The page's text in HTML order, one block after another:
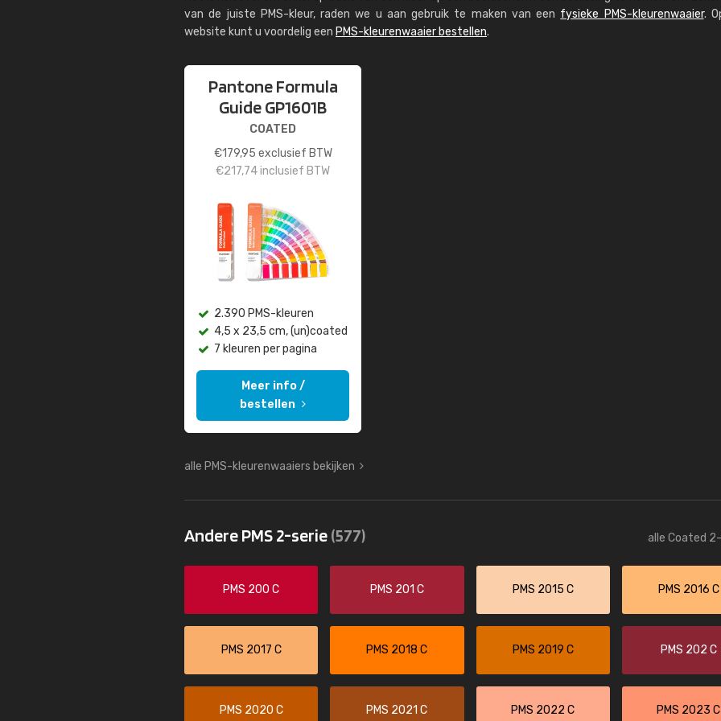
van de juiste PMS-kleur, raden we u aan gebruik te maken van een fysieke PMS-kleurenwaaier.
website kunt u voordelig een PMS-kleurenwaaier bestellen.
Pantone Formula
Guide GP1601B
COATED
€179,95 exclusief BTW
€217,74inclusief BTW
2.390 PMS-kleuren
4,5 x 23,5 cm, (un)coated
7 kleuren per pagina
Meer info /
bestellen
alle PMS-kleurenwaaiers bekijken
Andere PMS 2-serie(577) alle Coated
PMS 200 C PMS 201 C PMS 2015 C PMS 2016 C
PMS 2017 C PMS 2018 C PMS 2019 C PMS 202 C
PMS 2020 C PMS 2021 C PMS 2022 C PMS 2023 C